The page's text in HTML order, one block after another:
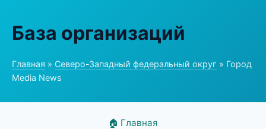
База организаций
Главная » Северо-Западный федеральный округ » Город
Media News
🏠 Главная